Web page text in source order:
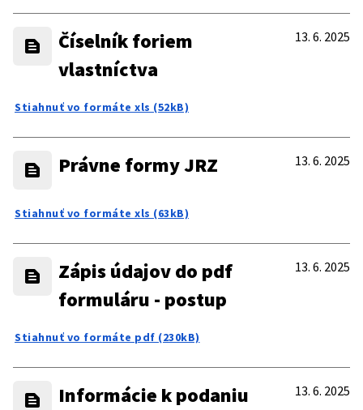
Číselník foriem
vlastníctva
13. 6. 2025
Stiahnuť vo formáte xls (52kB)
Právne formy JRZ 13. 6. 2025
Stiahnuť vo formáte xls (63kB)
Zápis údajov do pdf
formuláru - postup
13. 6. 2025
Stiahnuť vo formáte pdf (230kB)
Informácie k podaniu
13. 6. 2025